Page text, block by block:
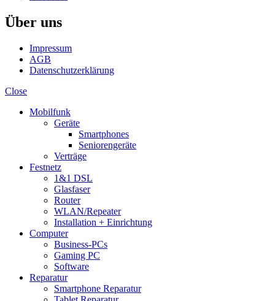
Über uns
Impressum
AGB
Datenschutzerklärung
Close
Mobilfunk
Geräte
Smartphones
Seniorengeräte
Verträge
Festnetz
1&1 DSL
Glasfaser
Router
WLAN/Repeater
Installation + Einrichtung
Computer
Business-PCs
Gaming PC
Software
Reparatur
Smartphone Reparatur